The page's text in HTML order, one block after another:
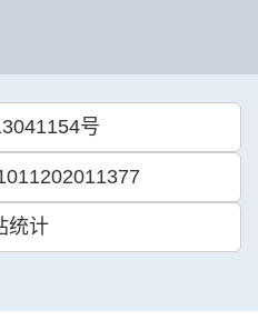
号
统计